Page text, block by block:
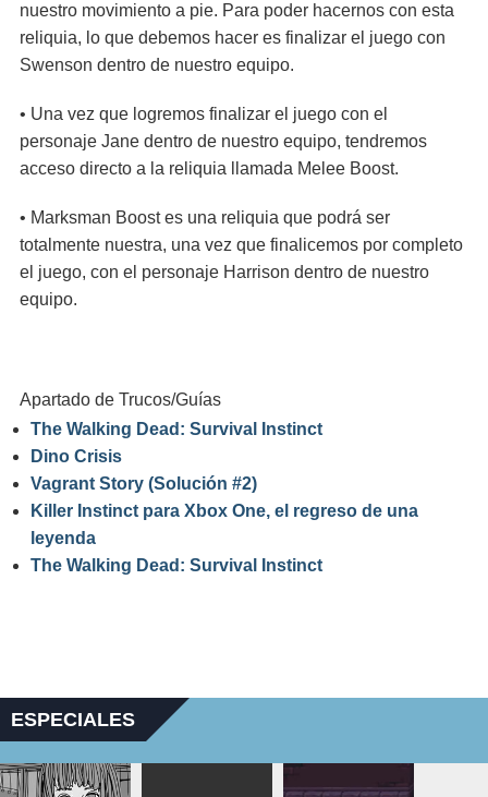
nuestro movimiento a pie. Para poder hacernos con esta
reliquia, lo que debemos hacer es finalizar el juego con
Swenson dentro de nuestro equipo.
• Una vez que logremos finalizar el juego con el
personaje Jane dentro de nuestro equipo, tendremos
acceso directo a la reliquia llamada Melee Boost.
• Marksman Boost es una reliquia que podrá ser
totalmente nuestra, una vez que finalicemos por completo
el juego, con el personaje Harrison dentro de nuestro
equipo.
Apartado de Trucos/Guías
The Walking Dead: Survival Instinct
Dino Crisis
Vagrant Story (Solución #2)
Killer Instinct para Xbox One, el regreso de una
leyenda
The Walking Dead: Survival Instinct
ESPECIALES